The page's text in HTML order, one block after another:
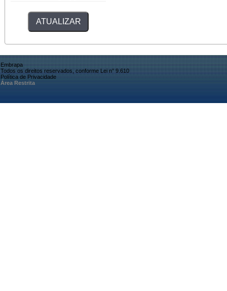
Embrapa
Todos os direitos reservados, conforme Lei n° 9.610
Política de Privacidade
Área Restrita